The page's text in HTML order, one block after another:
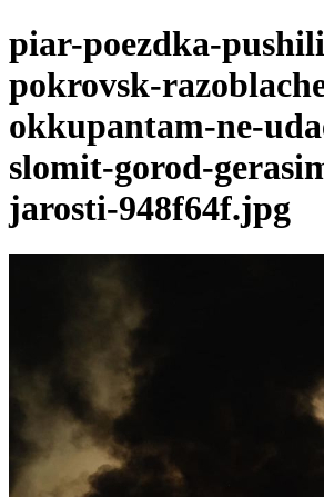
piar-poezdka-
pokrovsk-
okkupantam-ne-
slomit-gorod-
jarosti-948f64f.jpg